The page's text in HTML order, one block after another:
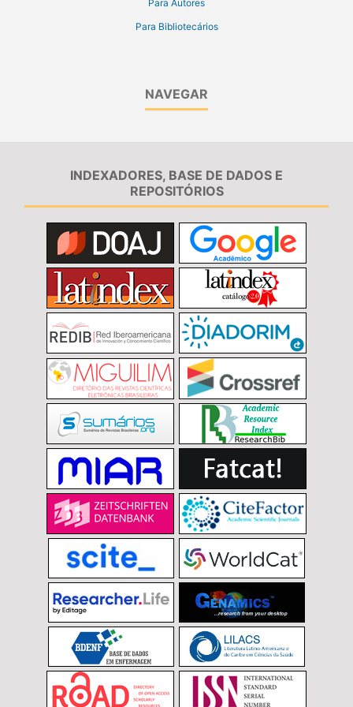
Para Autores
Para Bibliotecários
NAVEGAR
INDEXADORES, BASE DE DADOS E
REPOSITÓRIOS